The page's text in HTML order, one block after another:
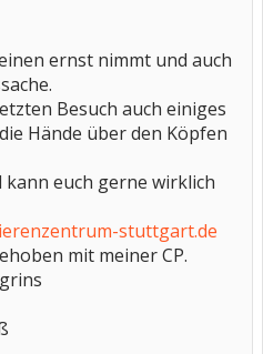
ernst nimmt und auch
Besuch auch einiges
Hände über den Köpfen
euch gerne wirklich
stuttgart.de
mit meiner CP.